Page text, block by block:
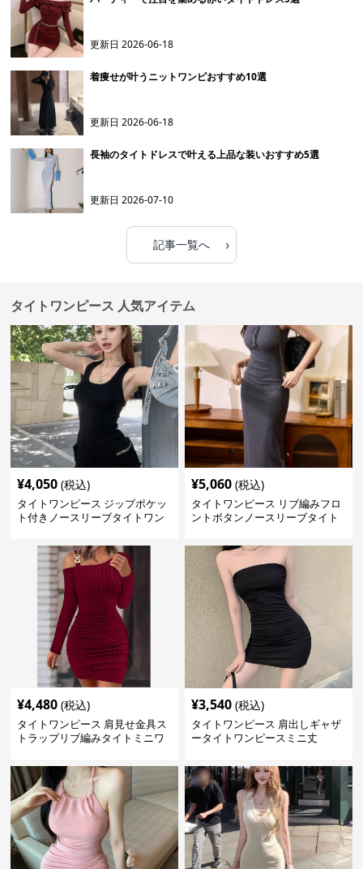
更新日2026-06-18
着痩せが叶うニットワンピおすすめ10選
更新日2026-06-18
長袖のタイトドレスで叶える上品な装いおすすめ5選
更新日2026-07-10
記事一覧へ ›
タイトワンピース 人気アイテム
¥4,050 (税込)
タイトワンピース ジップポケッ
ト付きノースリーブタイトワン
¥5,060 (税込)
タイトワンピース リブ編みフロ
ントボタンノースリーブタイト
¥4,480 (税込)
タイトワンピース 肩見せ金具ス
トラップリブ編みタイトミニワ
¥3,540 (税込)
タイトワンピース 肩出しギャザ
ータイトワンピースミニ丈